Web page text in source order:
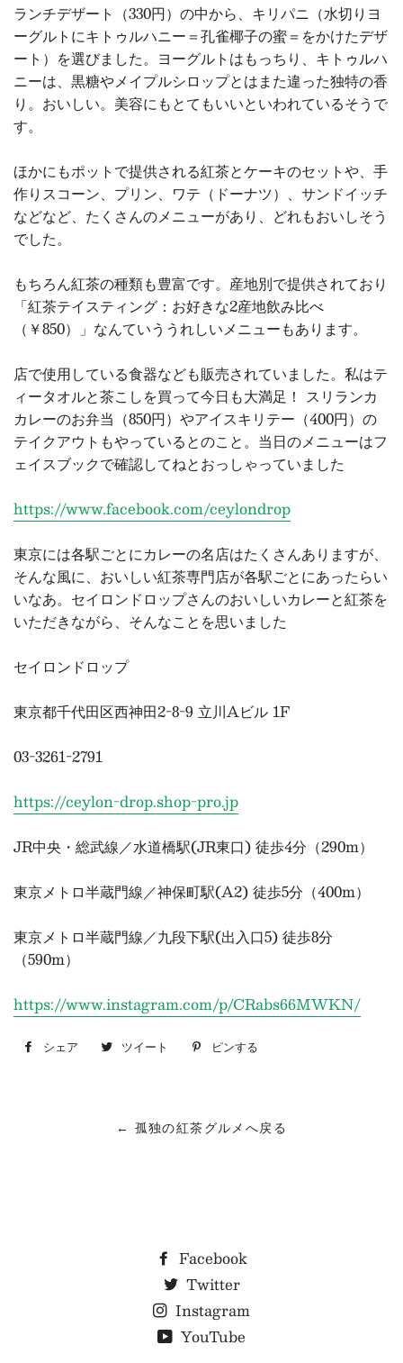
ランチデザート（330円）の中から、キリパニ（水切りヨ
ーグルトにキトゥルハニー＝孔雀椰子の蜜＝をかけたデザ
ート）を選びました。ヨーグルトはもっちり、キトゥルハ
ニーは、黒糖やメイプルシロップとはまた違った独特の香
り。おいしい。美容にもとてもいいといわれているそうで
す。
ほかにもポットで提供される紅茶とケーキのセットや、手
作りスコーン、プリン、ワテ（ドーナツ）、サンドイッチ
などなど、たくさんのメニューがあり、どれもおいしそう
でした。
もちろん紅茶の種類も豊富です。産地別で提供されており
「紅茶テイスティング：お好きな2産地飲み比べ
（￥850）」なんていううれしいメニューもあります。
店で使用している食器なども販売されていました。私はテ
ィータオルと茶こしを買って今日も大満足！ スリランカ
カレーのお弁当（850円）やアイスキリテー（400円）の
テイクアウトもやっているとのこと。当日のメニューはフ
ェイスブックで確認してねとおっしゃっていました
https://www.facebook.com/ceylondrop
東京には各駅ごとにカレーの名店はたくさんありますが、
そんな風に、おいしい紅茶専門店が各駅ごとにあったらい
いなあ。セイロンドロップさんのおいしいカレーと紅茶を
いただきながら、そんなことを思いました
セイロンドロップ
東京都千代田区西神田2-8-9 立川Aビル 1F
03-3261-2791
https://ceylon-drop.shop-pro.jp
JR中央・総武線／水道橋駅(JR東口) 徒歩4分（290m）
東京メトロ半蔵門線／神保町駅(A2) 徒歩5分（400m）
東京メトロ半蔵門線／九段下駅(出入口5) 徒歩8分
（590m）
https://www.instagram.com/p/CRabs66MWKN/
シェア
Facebookツイート
Twitter
稿
ピンする
ン
← 孤独の紅茶グルメへ戻る
Facebook
Twitter
Instagram
YouTube